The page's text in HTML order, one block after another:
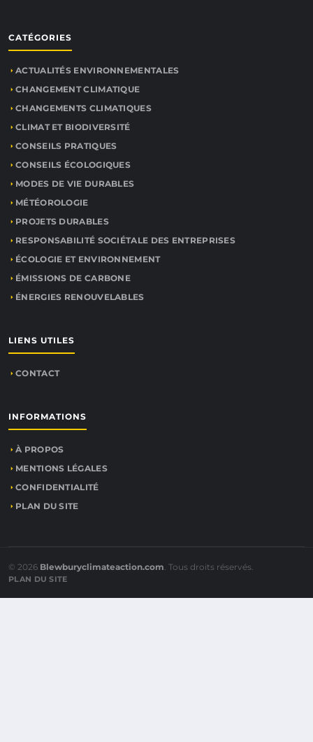
CATÉGORIES
ACTUALITÉS ENVIRONNEMENTALES
CHANGEMENT CLIMATIQUE
CHANGEMENTS CLIMATIQUES
CLIMAT ET BIODIVERSITÉ
CONSEILS PRATIQUES
CONSEILS ÉCOLOGIQUES
MODES DE VIE DURABLES
MÉTÉOROLOGIE
PROJETS DURABLES
RESPONSABILITÉ SOCIÉTALE DES ENTREPRISES
ÉCOLOGIE ET ENVIRONNEMENT
ÉMISSIONS DE CARBONE
ÉNERGIES RENOUVELABLES
LIENS UTILES
CONTACT
INFORMATIONS
À PROPOS
MENTIONS LÉGALES
CONFIDENTIALITÉ
PLAN DU SITE
© 2026 Blewburyclimateaction.com. Tous droits réservés.
PLAN DU SITE